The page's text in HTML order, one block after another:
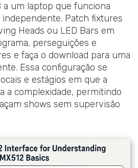
a um laptop que funciona
Patch fixtures
Heads ou LED Bars em
perseguições e
e faça o download para uma
Essa configuração se
e estágios em que a
a complexidade, permitindo
shows sem supervisão